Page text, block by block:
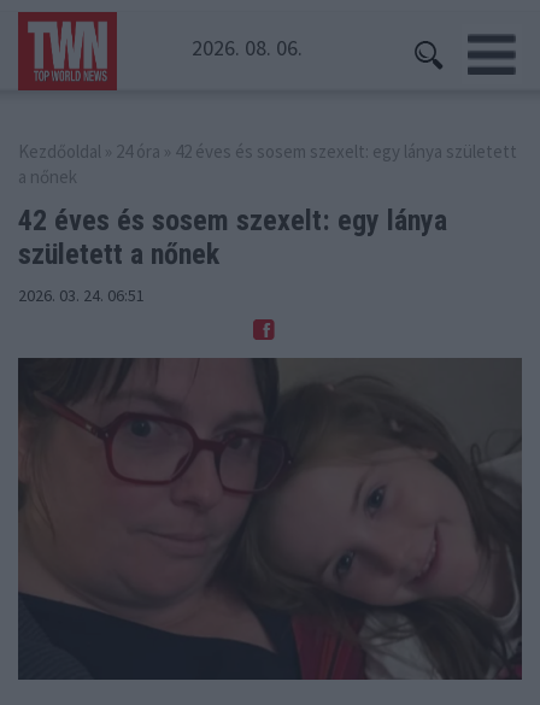
2026. 08. 06.
Kezdőoldal » 24 óra » 42 éves és sosem szexelt: egy lánya született
a nőnek
42 éves és sosem szexelt: egy lánya
született a nőnek
2026. 03. 24. 06:51